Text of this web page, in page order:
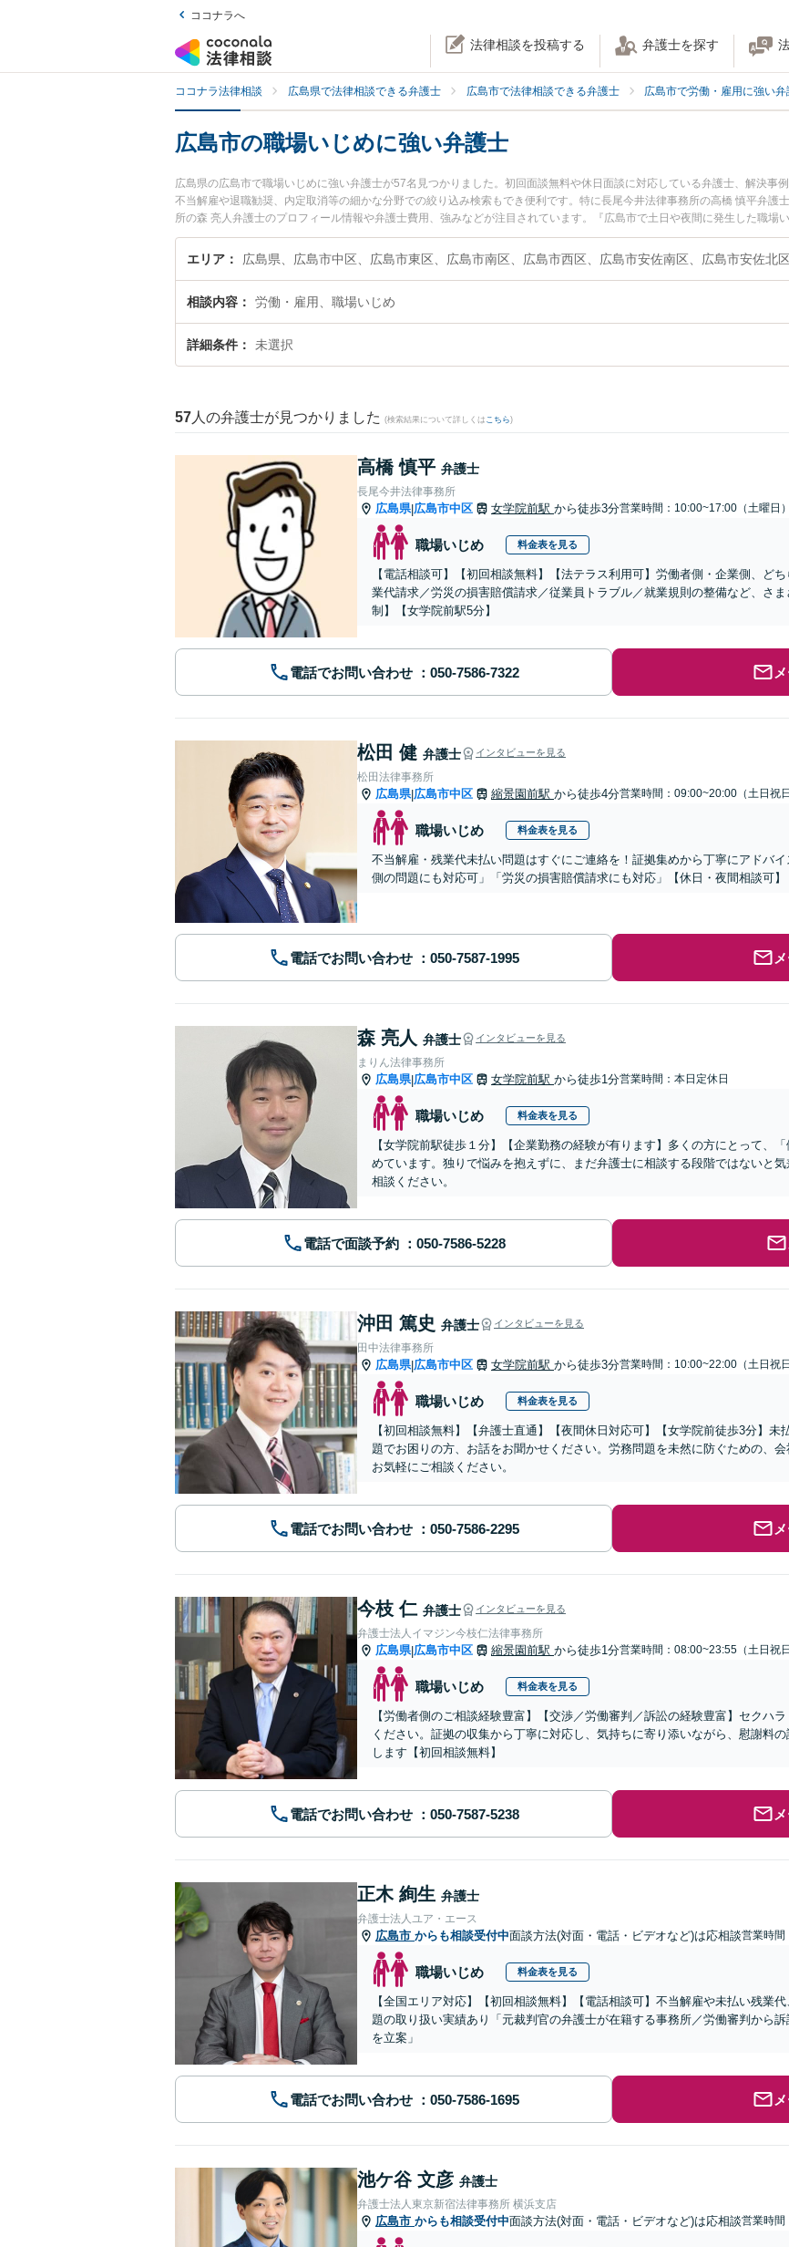
ココナラへ
法律相談を投稿する 弁護士を探す
ココナラ法律相談 広島県で法律相談できる弁護士 広島市で法律相談できる弁護士 広島市で労働・雇用に強い弁
広島市の職場いじめに強い弁護士
広島県の広島市で職場いじめに強い弁護士が57名見つかりました。初回面談無料や休日面談に対応している弁護士、解決事
不当解雇や退職勧奨、内定取消等の細かな分野での絞り込み検索もでき便利です。特に長尾今井法律事務所の高橋 慎平弁護
所の森 亮人弁護士のプロフィール情報や弁護士費用、強みなどが注目されています。『広島市で土日や夜間に発生した職場
『職場いじめのトラブル解決の実績豊富な近くの弁護士を検索したい』『初回相談無料で職場いじめを法律相談できる広島
さんにおすすめです。
エリア 広島県、広島市中区、広島市東区、広島市南区、広島市西区、広島市安佐南区、広島市安佐北
相談内容 労働・雇用、職場いじめ
詳細条件 未選択
57 人の弁護士が見つかりました (検索結果について詳しくは こちら)
高橋 慎平 弁護士
長尾今井法律事務所
広島県|広島市中区 女学院前駅 から徒歩3分営業時間：10:00~17:00（土曜日）
職場いじめ 料金表を見る
【電話相談可】【初回相談無料】【法テラス利用可】労働者側・企業側、ど
業代請求／労災の損害賠償請求／従業員トラブル／就業規則の整備など、さ
制】【女学院前駅5分】
電話でお問い合わせ
松田 健 弁護士 インタビューを見る
松田法律事務所
広島県|広島市中区 縮景園前駅 から徒歩4分営業時間：09:00~20:00（土日祝日
職場いじめ 料金表を見る
不当解雇・残業代未払い問題はすぐにご連絡を！証拠集めから丁寧にアドバ
側の問題にも対応可」「労災の損害賠償請求にも対応」【休日・夜間相談可】
電話でお問い合わせ
森 亮人 弁護士 インタビューを見る
まりん法律事務所
広島県|広島市中区 女学院前駅 から徒歩1分営業時間：本日定休日
職場いじめ 料金表を見る
【女学院前駅徒歩１分】【企業勤務の経験が有ります】多くの方にとって、
めています。独りで悩みを抱えずに、まだ弁護士に相談する段階ではないと
相談ください。
電話で面談予約
沖田 篤史 弁護士 インタビューを見る
田中法律事務所
広島県|広島市中区 女学院前駅 から徒歩3分営業時間：10:00~22:00（土日祝日
職場いじめ 料金表を見る
【初回相談無料】【弁護士直通】【夜間休日対応可】【女学院前徒歩3分】
題でお困りの方、お話をお聞かせください。労務問題を未然に防ぐための、
お気軽にご相談ください。
電話でお問い合わせ
今枝 仁 弁護士 インタビューを見る
弁護士法人イマジン今枝仁法律事務所
広島県|広島市中区 縮景園前駅 から徒歩1分営業時間：08:00~23:55（土日祝日
職場いじめ 料金表を見る
【労働者側のご相談経験豊富】【交渉／労働審判／訴訟の経験豊富】セクハ
ください。証拠の収集から丁寧に対応し、気持ちに寄り添いながら、慰謝料
します【初回相談無料】
電話でお問い合わせ
正木 絢生 弁護士
弁護士法人ユア・エース
広島市 からも相談受付中面談方法(対面・電話・ビデオなど)は応相談営業時間
職場いじめ 料金表を見る
【全国エリア対応】【初回相談無料】【電話相談可】不当解雇や未払い残業
題の取り扱い実績あり「元裁判官の弁護士が在籍する事務所／労働審判から
を立案」
電話でお問い合わせ
池ケ谷 文彦 弁護士
弁護士法人東京新宿法律事務所 横浜支店
広島市 からも相談受付中面談方法(対面・電話・ビデオなど)は応相談営業時間